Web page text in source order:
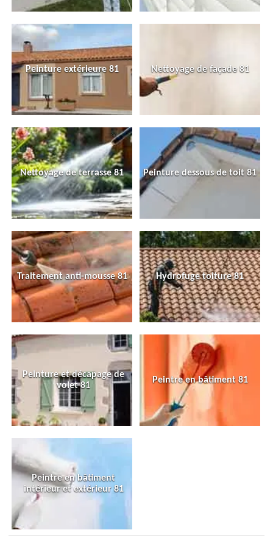
Peinture extérieure 81 Nettoyage de façade 81
Nettoyage de terrasse 81 Peinture dessous de toit 81
Traitement anti-mousse 81 Hydrofuge toiture 81
Peinture et décapage de
volet 81
Peintre en bâtiment 81
Peintre en bâtiment
intérieur et extérieur 81